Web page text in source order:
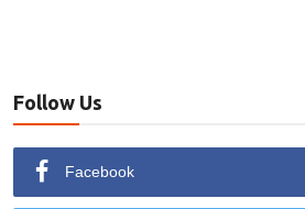
Follow Us
Facebook